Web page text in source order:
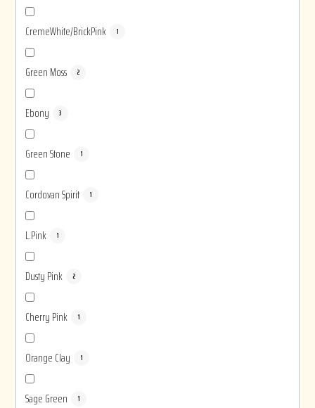
CremeWhite/BrickPink 1
Green Moss 2
Ebony 3
Green Stone 1
Cordovan Spirit 1
L.Pink 1
Dusty Pink 2
Cherry Pink 1
Orange Clay 1
Sage Green 1